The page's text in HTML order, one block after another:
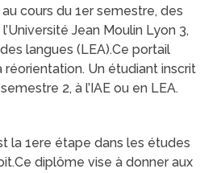
cours du 1er semestre, des
Jean Moulin Lyon 3,
langues (LEA).Ce portail
Un étudiant inscrit
2, à l’IAE ou en LEA.
la 1ere étape dans les études
diplôme vise à donner aux